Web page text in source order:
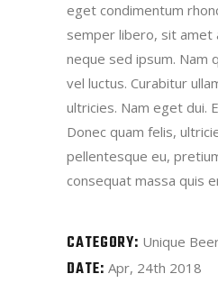
eget condimentum
semper libero, sit amet
neque sed ipsum. Nam
vel luctus. Curabitur
ultricies. Nam eget dui.
Donec quam felis,
pellentesque eu,
consequat massa quis
CATEGORY: Unique
DATE: Apr, 24th 2018